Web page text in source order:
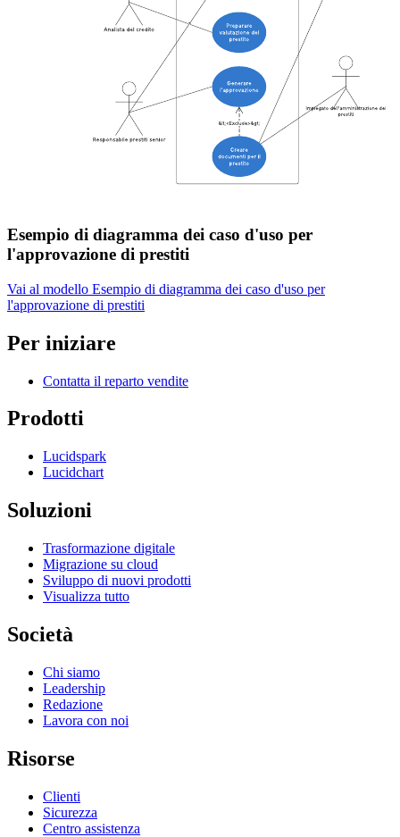
Esempio di diagramma dei caso d'uso per
l'approvazione di prestiti
Vai al modello Esempio di diagramma dei caso d'uso per
l'approvazione di prestiti
Per iniziare
Contatta il reparto vendite
Prodotti
Lucidspark
Lucidchart
Soluzioni
Trasformazione digitale
Migrazione su cloud
Sviluppo di nuovi prodotti
Visualizza tutto
Società
Chi siamo
Leadership
Redazione
Lavora con noi
Risorse
Clienti
Sicurezza
Centro assistenza